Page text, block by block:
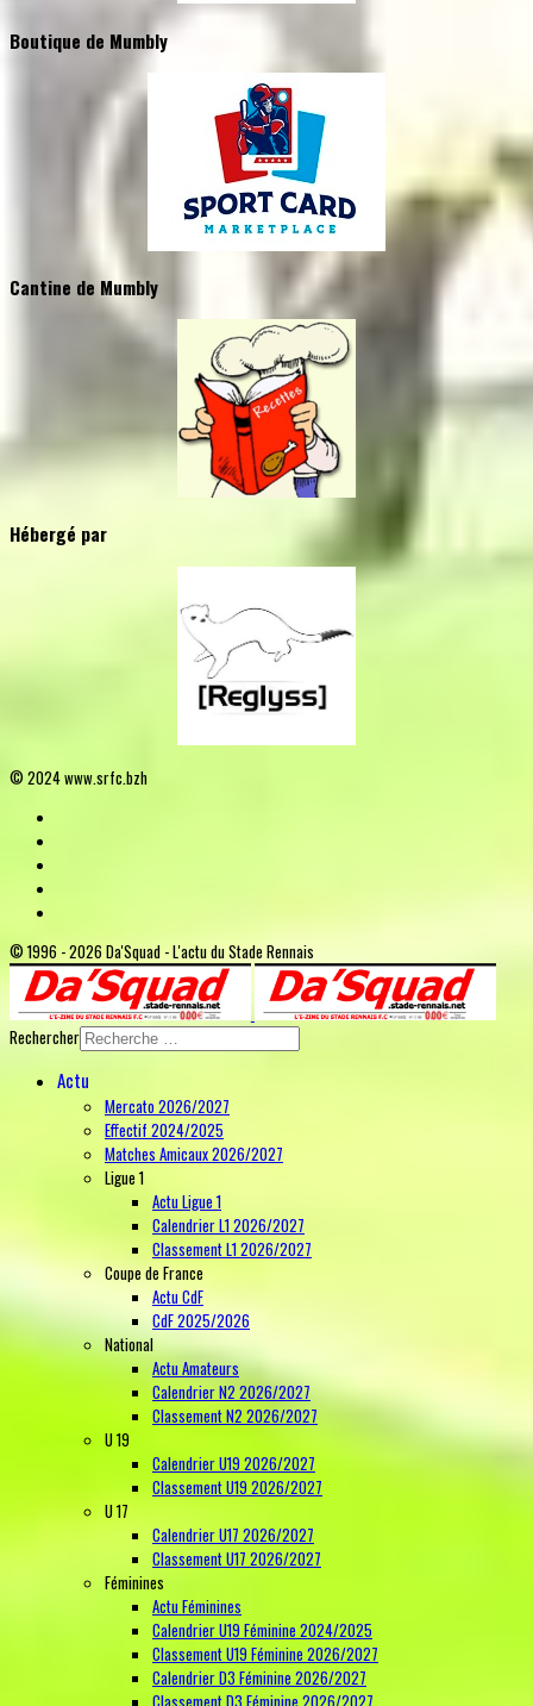
Boutique de Mumbly
Cantine de Mumbly
Hébergé par
© 2024 www.srfc.bzh
© 1996 - 2026 Da'Squad - L'actu du Stade Rennais
Rechercher
Actu
Mercato 2026/2027
Effectif 2024/2025
Matches Amicaux 2026/2027
Ligue 1
Actu Ligue 1
Calendrier L1 2026/2027
Classement L1 2026/2027
Coupe de France
Actu CdF
CdF 2025/2026
National
Actu Amateurs
Calendrier N2 2026/2027
Classement N2 2026/2027
U 19
Calendrier U19 2026/2027
Classement U19 2026/2027
U 17
Calendrier U17 2026/2027
Classement U17 2026/2027
Féminines
Actu Féminines
Calendrier U19 Féminine 2024/2025
Classement U19 Féminine 2026/2027
Calendrier D3 Féminine 2026/2027
Classement D3 Féminine 2026/2027